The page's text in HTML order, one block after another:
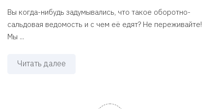
Вы когда-нибудь задумывались, что такое оборотно-
сальдовая ведомость и с чем её едят? Не переживайте!
Мы ...
Читать далее